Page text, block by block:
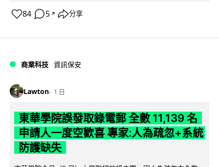
84 5 ↗ 分享
商業科技 資訊保安
Lawton 1 日
東華學院誤發取錄電郵 全數 11,139 名
申請人一度空歡喜 專家:人為疏忽+系統
防護缺失